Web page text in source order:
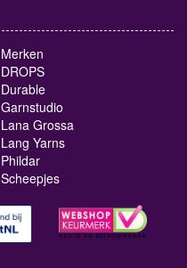
Merken
DROPS
Durable
Garnstudio
Lana Grossa
Lang Yarns
Phildar
Scheepjes